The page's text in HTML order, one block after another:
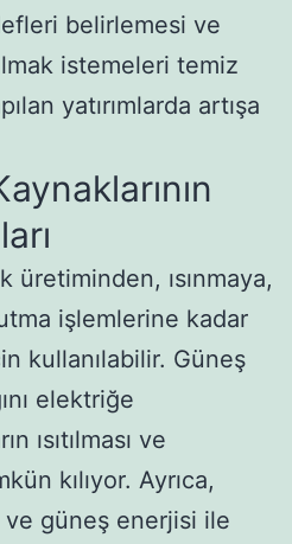
belirlemesi ve
istemeleri temiz
yatırımlarda artışa
üretiminden, ısınmaya,
işlemlerine kadar
kullanılabilir. Güneş
elektriğe
ısıtılması ve
kılıyor. Ayrıca,
güneş enerjisi ile